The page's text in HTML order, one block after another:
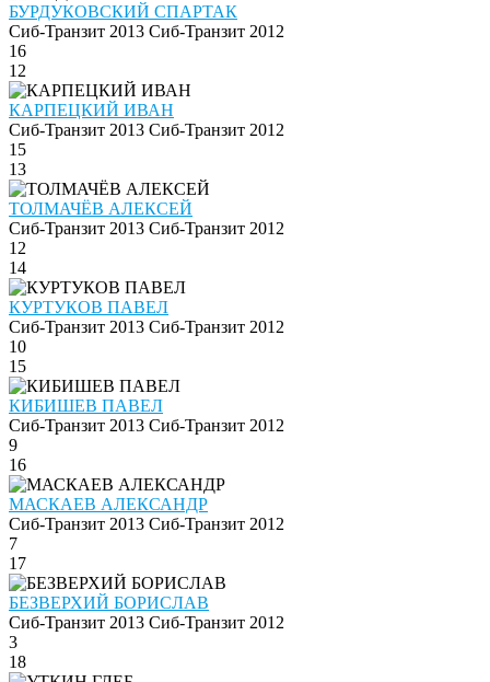
БУРДУКОВСКИЙ СПАРТАК
Сиб-Транзит 2013 Сиб-Транзит 2012
16
12
КАРПЕЦКИЙ ИВАН
Сиб-Транзит 2013 Сиб-Транзит 2012
15
13
ТОЛМАЧЁВ АЛЕКСЕЙ
Сиб-Транзит 2013 Сиб-Транзит 2012
12
14
КУРТУКОВ ПАВЕЛ
Сиб-Транзит 2013 Сиб-Транзит 2012
10
15
КИБИШЕВ ПАВЕЛ
Сиб-Транзит 2013 Сиб-Транзит 2012
9
16
МАСКАЕВ АЛЕКСАНДР
Сиб-Транзит 2013 Сиб-Транзит 2012
7
17
БЕЗВЕРХИЙ БОРИСЛАВ
Сиб-Транзит 2013 Сиб-Транзит 2012
3
18